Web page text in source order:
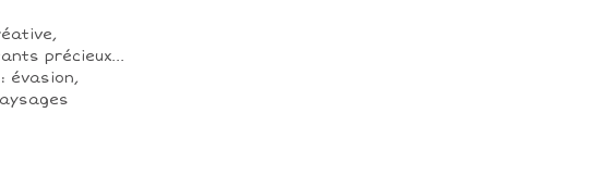
précieux...
évasion,